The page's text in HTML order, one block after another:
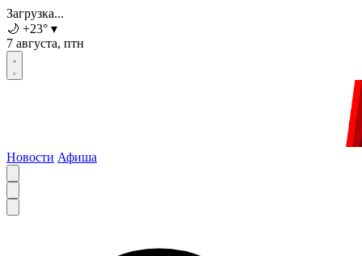
Загрузка...
🌙 +23° ▾
7 августа, птн
Новости Афиша